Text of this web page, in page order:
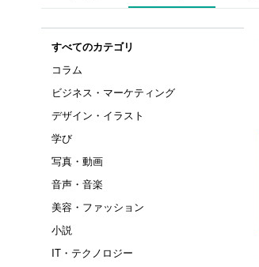
すべてのカテゴリ
コラム
ビジネス・マーケティング
デザイン・イラスト
学び
写真・動画
音声・音楽
美容・ファッション
小説
IT・テクノロジー